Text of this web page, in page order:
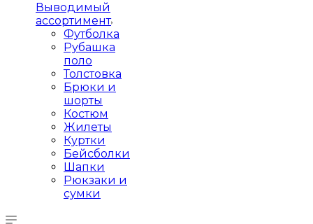
Выводимый
ассортимент
Футболка
Рубашка
поло
Толстовка
Брюки и
шорты
Костюм
Жилеты
Куртки
Бейсболки
Шапки
Рюкзаки и
сумки